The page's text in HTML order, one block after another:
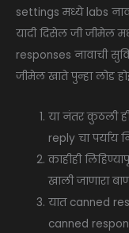
settings मध्ये labs
यादी दिसेल जी जीमेल
responses नावाची
जीमेल खाते पुन्हा लोड
या नंतर कुठली
reply चा पर्याय
काहीही
खाली जाणारा
यात canned
canned